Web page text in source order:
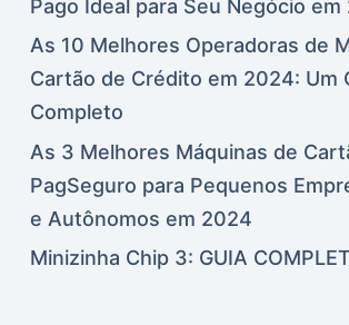
Pago Ideal para Seu Negócio em
As 10 Melhores Operadoras de
Cartão de Crédito em 2024: Um
Completo
As 3 Melhores Máquinas de
PagSeguro para Pequenos
e Autônomos em 2024
Minizinha Chip 3: GUIA